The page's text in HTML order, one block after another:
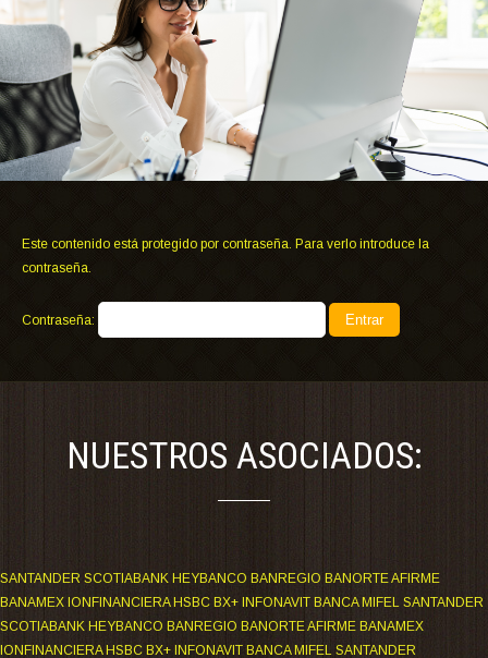
Este contenido está protegido por contraseña. Para verlo introduce la
contraseña.
Contraseña:
NUESTROS ASOCIADOS:
SANTANDER SCOTIABANK HEYBANCO BANREGIO BANORTE AFIRME
BANAMEX IONFINANCIERA HSBC BX+ INFONAVIT BANCA MIFEL SANTANDER
SCOTIABANK HEYBANCO BANREGIO BANORTE AFIRME BANAMEX
IONFINANCIERA HSBC BX+ INFONAVIT BANCA MIFEL SANTANDER